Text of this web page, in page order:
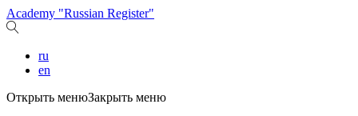
Academy "Russian Register"
ru
en
Открыть менюЗакрыть меню